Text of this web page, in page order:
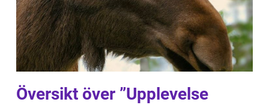
Översikt över ”Upplevelse